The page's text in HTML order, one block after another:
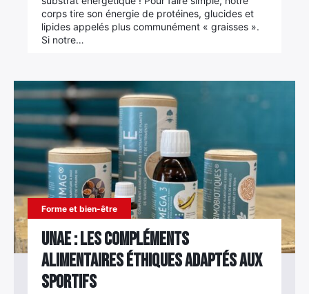
corps tire son énergie de protéines, glucides et
lipides appelés plus communément « graisses ».
Si notre…
Forme et bien-être
UNAE : les compléments
alimentaires éthiques adaptés aux
sportifs
: